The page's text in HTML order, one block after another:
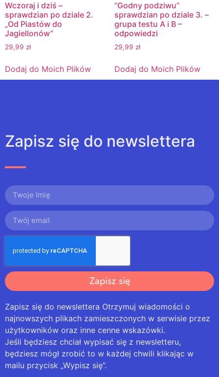
Wczoraj i dziś –
sprawdzian po dziale 2.
„Od Piastów do
Jagiellonów”
29,99 zł
Dodaj do Moich Plików
“Godny podziwu”
sprawdzian po dziale 3. –
grupa testu A i B –
odpowiedzi
29,99 zł
Dodaj do Moich Plików
Zapisz się do newslettera
Zapisz się
Zapisz się do newslettera Otrzymuj wiadomości o
najnowszych plikach zamieszczonych w serwisie przez
użytkowników oraz inne cenne wskazówki.
Jeśli będziesz chciał wypisać się z newsletteru,
będziesz mógł zrobić to w każdej chwili klikając w
mailu przycisk „Wypisz się”.